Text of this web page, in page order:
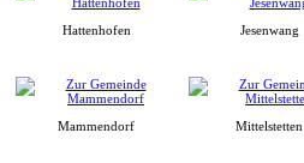
Hattenhofen Jesenwang
Mammendorf Mittelstetten